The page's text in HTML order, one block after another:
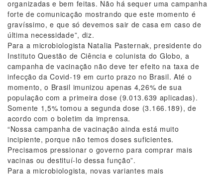
organizadas e bem feitas. Não há sequer uma campanha
forte de comunicação mostrando que este momento é
gravíssimo, e que só devemos sair de casa em caso de
última necessidade”, diz.
Para a microbiologista Natalia Pasternak, presidente do
Instituto Questão de Ciência e colunista do Globo, a
campanha de vacinação não deve ter efeito na taxa de
infecção da Covid-19 em curto prazo no Brasil. Até o
momento, o Brasil imunizou apenas 4,26% de sua
população com a primeira dose (9.013.639 aplicadas).
Somente 1,5% tomou a segunda dose (3.166.189), de
acordo com o boletim da imprensa.
“Nossa campanha de vacinação ainda está muito
incipiente, porque não temos doses suficientes.
Precisamos pressionar o governo para comprar mais
vacinas ou destituí-lo dessa função”.
Para a microbiologista, novas variantes mais